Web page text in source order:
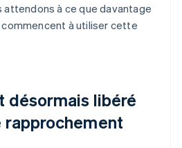
attendons à ce que davantage
commencent à utiliser cette
désormais libéré
rapprochement